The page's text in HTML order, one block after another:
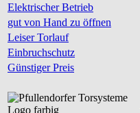
Elektrischer Betrieb
gut von Hand zu öffnen
Leiser Torlauf
Einbruchschutz
Günstiger Preis